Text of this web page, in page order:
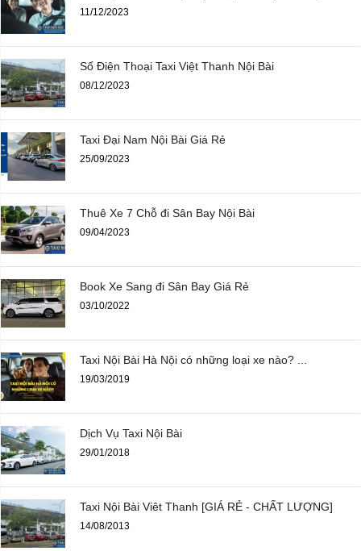
11/12/2023
Số Điện Thoại Taxi Việt Thanh Nội Bài
08/12/2023
Taxi Đại Nam Nội Bài Giá Rẻ
25/09/2023
Thuê Xe 7 Chỗ đi Sân Bay Nội Bài
09/04/2023
Book Xe Sang đi Sân Bay Giá Rẻ
03/10/2022
Taxi Nội Bài Hà Nội có những loại xe nào? ...
19/03/2019
Dịch Vụ Taxi Nội Bài
29/01/2018
Taxi Nội Bài Viêt Thanh [GIÁ RẺ - CHẤT LƯỢNG]
14/08/2013